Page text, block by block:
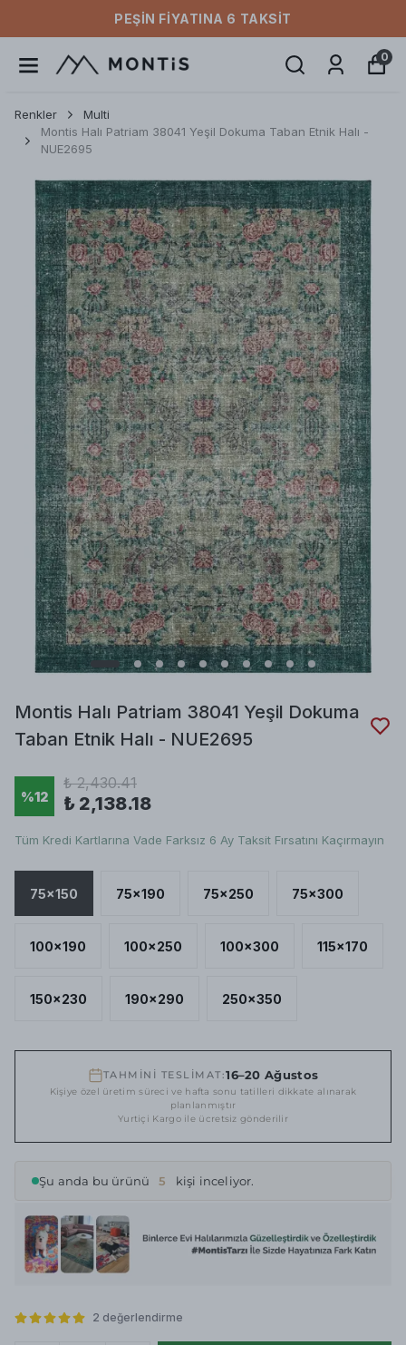
PEŞIN FIYATINA 6 TAKSIT
0
Renkler
Multi
Montis Halı Patriam 38041 Yeşil Dokuma Taban Etnik Halı -
NUE2695
Montis Halı Patriam 38041 Yeşil Dokuma
Taban Etnik Halı - NUE2695
%12
₺ 2,430.41
₺ 2,138.18
Tüm Kredi Kartlarına Vade Farksız 6 Ay Taksit Fırsatını Kaçırmayın
75x150 75x190 75x250 75x300
100x190 100x250 100x300 115x170
150x230 190x290 250x350
TAHMİNİ TESLİMAT:16–20 Ağustos
Kişiye özel üretim süreci ve hafta sonu tatilleri dikkate alınarak
planlanmıştır
Yurtiçi Kargo ile ücretsiz gönderilir
Şu anda bu ürünü 5 kişi inceliyor.
2 değerlendirme